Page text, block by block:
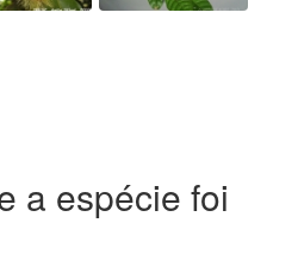
a espécie foi